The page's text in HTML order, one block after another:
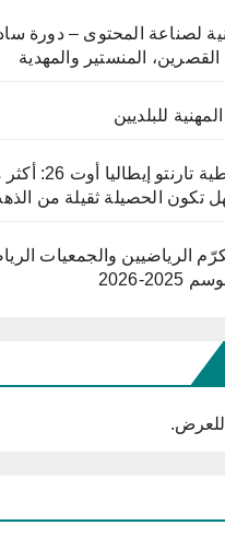
لصناعة المحتوى – دورة
المنستير والمهدية
للبلديين
الألعاب المتوسطية
تكون الحصيلة ثقيلة من
الرياضيين والجمعيات
2026
للعرض.